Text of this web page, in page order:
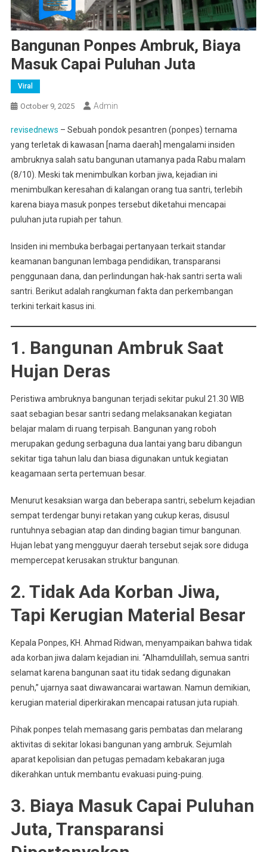
Bangunan Ponpes Ambruk, Biaya
Masuk Capai Puluhan Juta
Viral
October 9, 2025 Admin
revisednews – Sebuah pondok pesantren (ponpes) ternama
yang terletak di kawasan [nama daerah] mengalami insiden
ambruknya salah satu bangunan utamanya pada Rabu malam
(8/10). Meski tak menimbulkan korban jiwa, kejadian ini
menimbulkan keresahan di kalangan orang tua santri, terlebih
karena biaya masuk ponpes tersebut diketahui mencapai
puluhan juta rupiah per tahun.
Insiden ini membuka berbagai pertanyaan terkait standar
keamanan bangunan lembaga pendidikan, transparansi
penggunaan dana, dan perlindungan hak-hak santri serta wali
santri. Berikut adalah rangkuman fakta dan perkembangan
terkini terkait kasus ini.
1. Bangunan Ambruk Saat
Hujan Deras
Peristiwa ambruknya bangunan terjadi sekitar pukul 21.30 WIB
saat sebagian besar santri sedang melaksanakan kegiatan
belajar malam di ruang terpisah. Bangunan yang roboh
merupakan gedung serbaguna dua lantai yang baru dibangun
sekitar tiga tahun lalu dan biasa digunakan untuk kegiatan
keagamaan serta pertemuan besar.
Menurut kesaksian warga dan beberapa santri, sebelum kejadian
sempat terdengar bunyi retakan yang cukup keras, disusul
runtuhnya sebagian atap dan dinding bagian timur bangunan.
Hujan lebat yang mengguyur daerah tersebut sejak sore diduga
mempercepat kerusakan struktur bangunan.
2. Tidak Ada Korban Jiwa,
Tapi Kerugian Material Besar
Kepala Ponpes, KH. Ahmad Ridwan, menyampaikan bahwa tidak
ada korban jiwa dalam kejadian ini. “Alhamdulillah, semua santri
selamat karena bangunan saat itu tidak sedang digunakan
penuh,” ujarnya saat diwawancarai wartawan. Namun demikian,
kerugian material diperkirakan mencapai ratusan juta rupiah.
Pihak ponpes telah memasang garis pembatas dan melarang
aktivitas di sekitar lokasi bangunan yang ambruk. Sejumlah
aparat kepolisian dan petugas pemadam kebakaran juga
dikerahkan untuk membantu evakuasi puing-puing.
3. Biaya Masuk Capai Puluhan
Juta, Transparansi